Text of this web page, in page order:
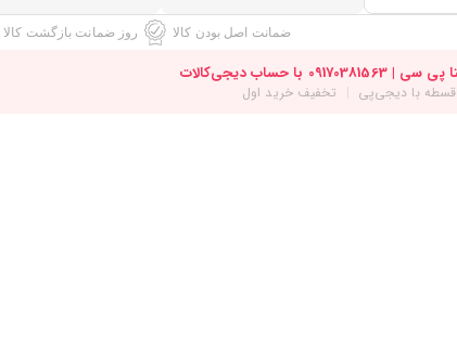
۷ روز ضمانت بازگشت کالا ضمانت اصل بودن کالا